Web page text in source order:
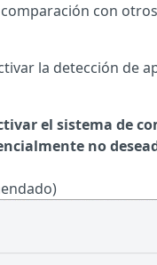
con
la detección de
el sistema de
no